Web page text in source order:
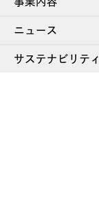
ニュース
サステナビリティ